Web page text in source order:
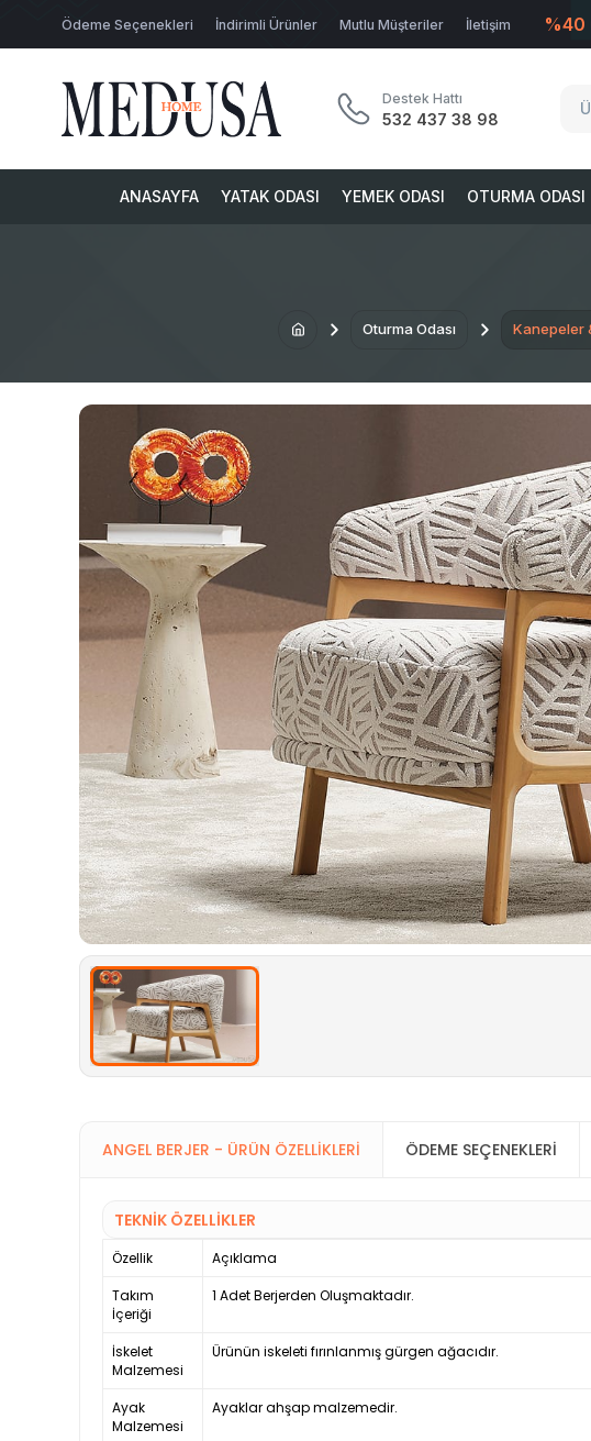
Ödeme Seçenekleri İndirimli Ürünler Mutlu Müşteriler İletişim %40
Destek Hattı
532 437 38 98
ANASAYFA YATAK ODASI YEMEK ODASI OTURMA ODASI
Oturma Odası Kanepeler
ANGEL BERJER - ÜRÜN ÖZELLIKLERI ÖDEME SEÇENEKLERI
TEKNİK ÖZELLİKLER
Özellik
Açıklama
Takım
İçeriği
1 Adet Berjerden Oluşmaktadır.
İskelet
Malzemesi
Ürünün iskeleti fırınlanmış gürgen ağacıdır.
Ayak
Malzemesi
Ayaklar ahşap malzemedir.